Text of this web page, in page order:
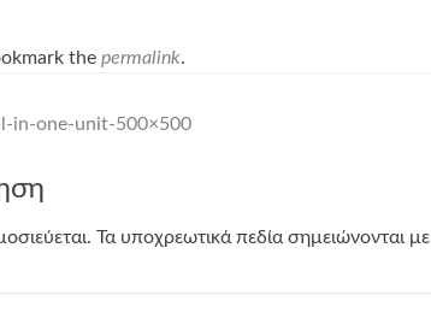
the permalink.
in-one-unit-500×500
Τα υποχρεωτικά πεδία σημειώνονται με